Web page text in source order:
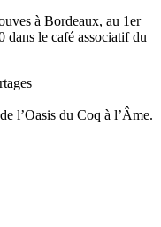
à Bordeaux, au 1er
dans le café associatif du
l’Oasis du Coq à l’Âme.